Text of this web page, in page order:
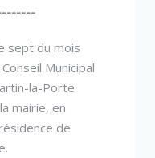
sept du mois
Municipal
la-Porte
mairie, en
de